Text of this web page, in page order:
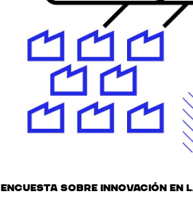
Encuesta sobre innovación en